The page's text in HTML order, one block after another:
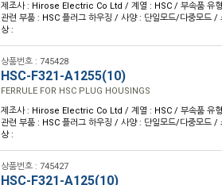
제조사 : Hirose Electric Co Ltd / 계열 : HSC / 부속품 유
관련 부품 : HSC 플러그 하우징 / 사양 : 단일모드/다중모드 /
상 :
상품번호 : 745428
HSC-F321-A1255(10)
FERRULE FOR HSC PLUG HOUSINGS
제조사 : Hirose Electric Co Ltd / 계열 : HSC / 부속품 유
관련 부품 : HSC 플러그 하우징 / 사양 : 단일모드/다중모드 /
상 :
상품번호 : 745427
HSC-F321-A125(10)